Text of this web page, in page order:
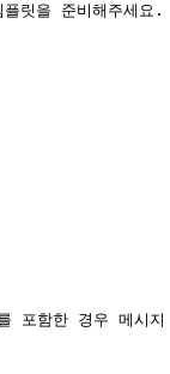
릿을 준비해주세요.
함한 경우 메시지